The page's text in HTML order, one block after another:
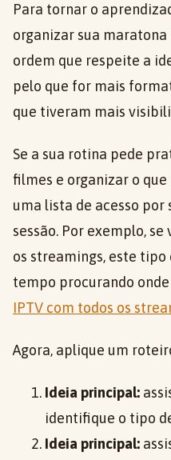
Para tornar o
organizar sua maratona
ordem que respeite a
pelo que for mais
que tiveram mais
Se a sua rotina pede
filmes e organizar o
uma lista de acesso
sessão. Por exemplo,
os streamings, este
tempo procurando
IPTV com todos os
Agora, aplique um
Ideia principal:
identifique o tipo
Ideia principal: